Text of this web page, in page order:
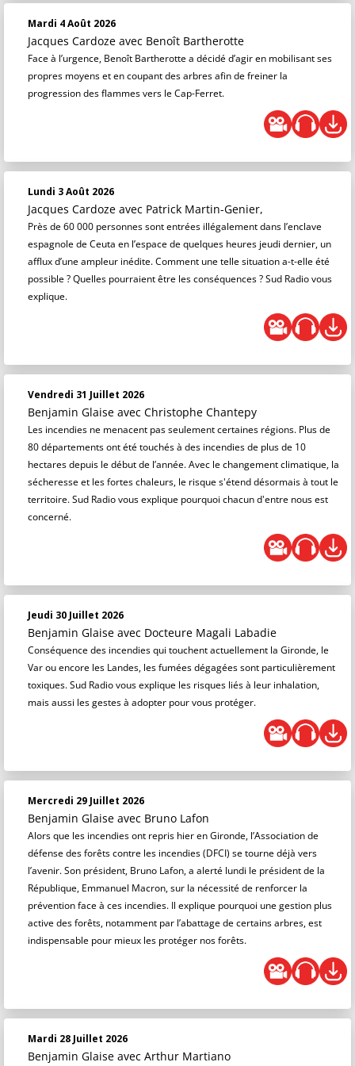
Mardi 4 Août 2026
Jacques Cardoze avec Benoît Bartherotte
Face à l’urgence, Benoît Bartherotte a décidé d’agir en mobilisant ses
propres moyens et en coupant des arbres afin de freiner la
progression des flammes vers le Cap-Ferret.
Lundi 3 Août 2026
Jacques Cardoze avec Patrick Martin-Genier,
Près de 60 000 personnes sont entrées illégalement dans l’enclave
espagnole de Ceuta en l’espace de quelques heures jeudi dernier, un
afflux d’une ampleur inédite. Comment une telle situation a-t-elle été
possible ? Quelles pourraient être les conséquences ? Sud Radio vous
explique.
Vendredi 31 Juillet 2026
Benjamin Glaise avec Christophe Chantepy
Les incendies ne menacent pas seulement certaines régions. Plus de
80 départements ont été touchés à des incendies de plus de 10
hectares depuis le début de l’année. Avec le changement climatique, la
sécheresse et les fortes chaleurs, le risque s'étend désormais à tout le
territoire. Sud Radio vous explique pourquoi chacun d'entre nous est
concerné.
Jeudi 30 Juillet 2026
Benjamin Glaise avec Docteure Magali Labadie
Conséquence des incendies qui touchent actuellement la Gironde, le
Var ou encore les Landes, les fumées dégagées sont particulièrement
toxiques. Sud Radio vous explique les risques liés à leur inhalation,
mais aussi les gestes à adopter pour vous protéger.
Mercredi 29 Juillet 2026
Benjamin Glaise avec Bruno Lafon
Alors que les incendies ont repris hier en Gironde, l’Association de
défense des forêts contre les incendies (DFCI) se tourne déjà vers
l’avenir. Son président, Bruno Lafon, a alerté lundi le président de la
République, Emmanuel Macron, sur la nécessité de renforcer la
prévention face à ces incendies. Il explique pourquoi une gestion plus
active des forêts, notamment par l’abattage de certains arbres, est
indispensable pour mieux les protéger nos forêts.
Mardi 28 Juillet 2026
Benjamin Glaise avec Arthur Martiano